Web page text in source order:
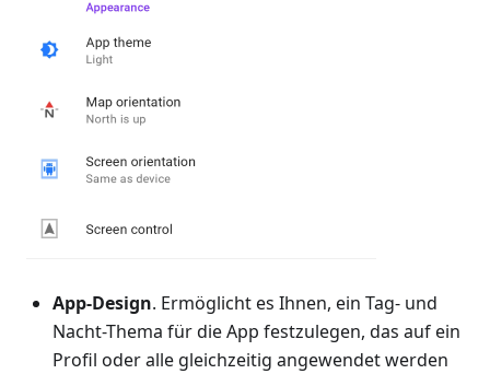
App-Design. Ermöglicht es Ihnen, ein Tag- und
Nacht-Thema für die App festzulegen, das auf ein
Profil oder alle gleichzeitig angewendet werden